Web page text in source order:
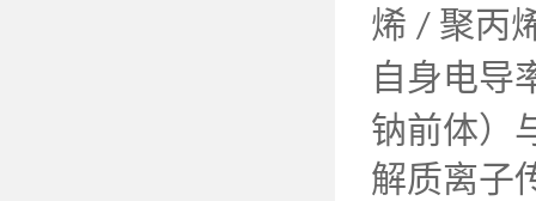
烯 / 聚丙
自身电导
钠前体）
解质离子